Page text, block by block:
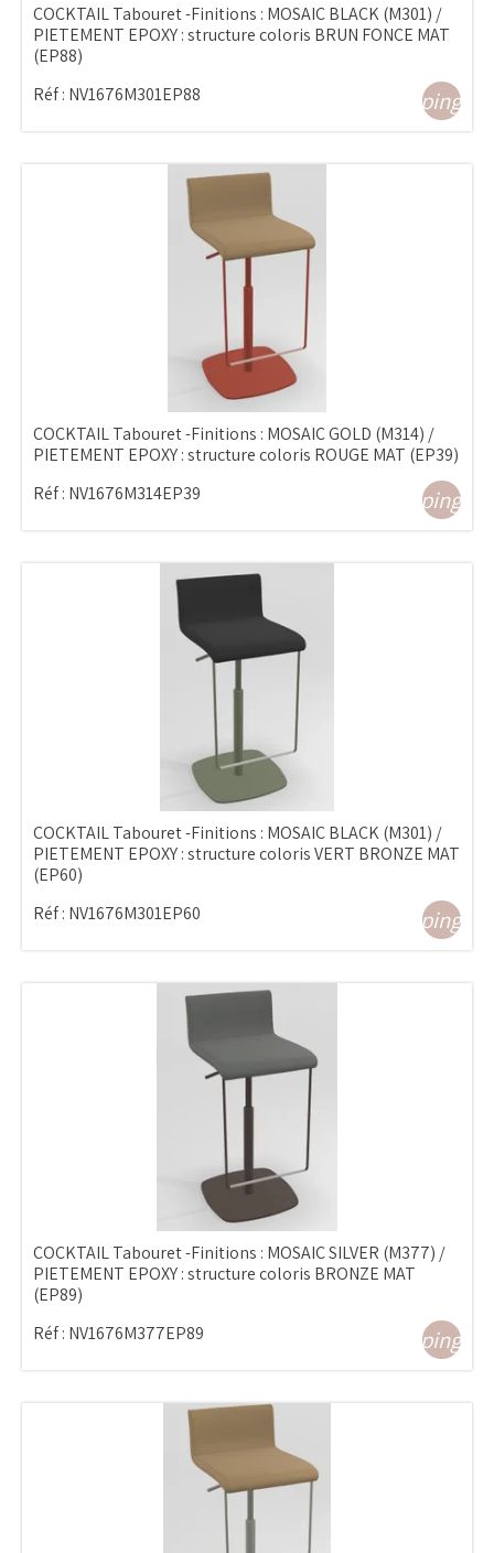
COCKTAIL Tabouret -Finitions : MOSAIC BLACK (M301) /
PIETEMENT EPOXY : structure coloris BRUN FONCE MAT
(EP88)
Réf : NV1676M301EP88
COCKTAIL Tabouret -Finitions : MOSAIC GOLD (M314) /
PIETEMENT EPOXY : structure coloris ROUGE MAT (EP39)
Réf : NV1676M314EP39
COCKTAIL Tabouret -Finitions : MOSAIC BLACK (M301) /
PIETEMENT EPOXY : structure coloris VERT BRONZE MAT
(EP60)
Réf : NV1676M301EP60
COCKTAIL Tabouret -Finitions : MOSAIC SILVER (M377) /
PIETEMENT EPOXY : structure coloris BRONZE MAT
(EP89)
Réf : NV1676M377EP89